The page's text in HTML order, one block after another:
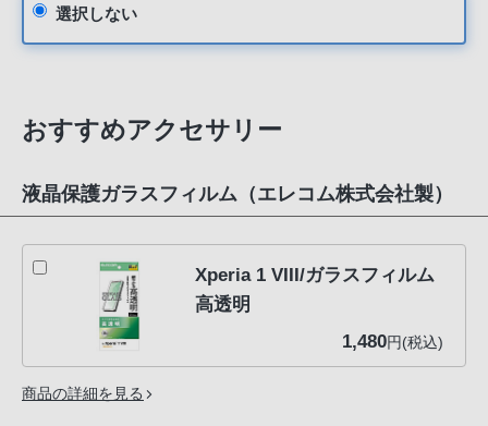
選択しない
おすすめアクセサリー
液晶保護ガラスフィルム（エレコム株式会社製）
Xperia 1 VIII/ガラスフィルム
高透明
1,480円(税込)
商品の詳細を見る